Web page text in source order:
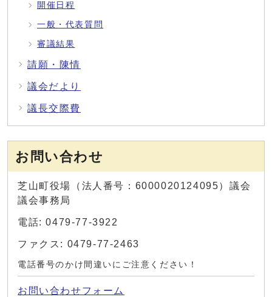
開催日程
一般・代表質問
審議結果
請願・陳情
議会だより
議長交際費
お問い合わせ
芝山町役場（法人番号：6000020124095）議会
議会事務局
電話: 0479-77-3922
ファクス: 0479-77-2463
電話番号のかけ間違いにご注意ください！
お問い合わせフォーム